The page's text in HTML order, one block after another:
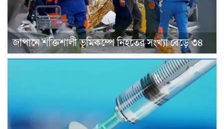
জাপানে শক্তিশালী ভূমিকম্পে নিহতের সংখ্যা বেড়ে ৩৪